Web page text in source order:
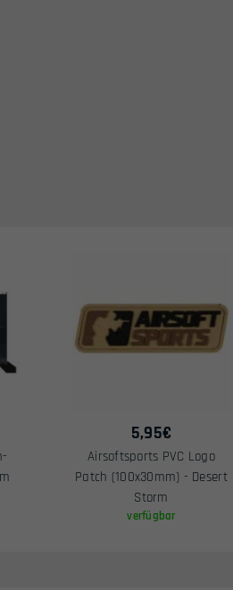
5,95€
Airsoftsports PVC Logo
Patch (100x30mm) - Desert
Storm
verfügbar